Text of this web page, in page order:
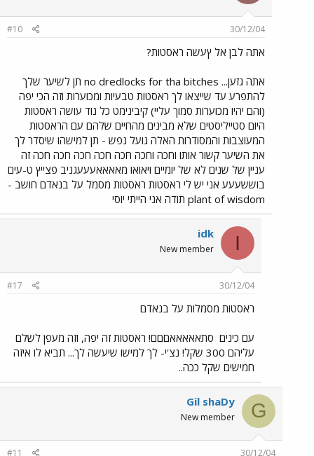
30/12/04
#10
אתה לבן אל ץעשה ראסטות?
אתה גזען... no dredlocks for tha bitches תן לשיער שלך
להתפרע עד שייצאו לך ראסטות טבעיות ומכוערות וזה הכי יפה
(והם יהיו מכוערות סמוך עליי) קיבינימט כל נוד עושה ראסטות
היום סטייליסטים שלא מבינים מהחיים שלהם עם הראסטות
המעוצבות והמסודרות האלה גועל נפש - תן למישהו שיסדר לך
את השיער קשור אותו וחכה וחכה חכה חכה חכה חכה חכה זה
עניין של שנים לא של יומיים ויאואו מאאאאעעעגניב פצייץ ט-עים
בוששעעע אני יש לי ראסטות ראסטות מסמל על בנאדם חושב -
plant of wisdom תודה אני הייתי יוסי
I
idk
New member
30/12/04
#17
ראסטות מסמלות על בנאדם
עם כינים סתאאאאאםםם! ראסטות זה יפה, וזה מעפן לשלם
עליהם 300 שקל! נצ'י- לך למישו שיעשה לך... תביא לו איזה
חמישים שקל ככה..
G
Gil shaDy
New member
30/12/04
#11